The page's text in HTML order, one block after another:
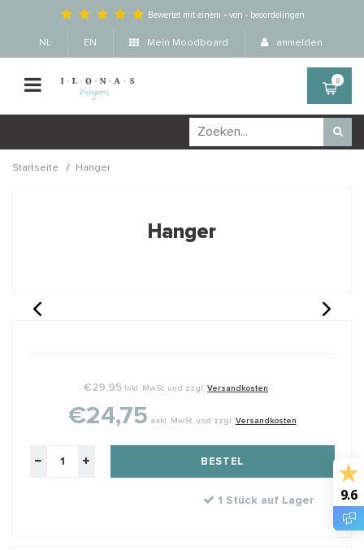
Bewertet mit einem - von - beoordelingen
NL EN Mein Moodboard anmelden
0
Startseite / Hanger
producten ook interessant
STAFFELKORTING
14/20 Gold filled
knijpkraaltjes buis ca.
GARNET: Griffin zijde
draad
2 meter met naald
Hanger
€29,95 Inkl. MwSt. und zzgl. Versandkosten
€24,75 exkl. MwSt. und zzgl. Versandkosten
BESTEL
1 Stück auf Lager 9.6